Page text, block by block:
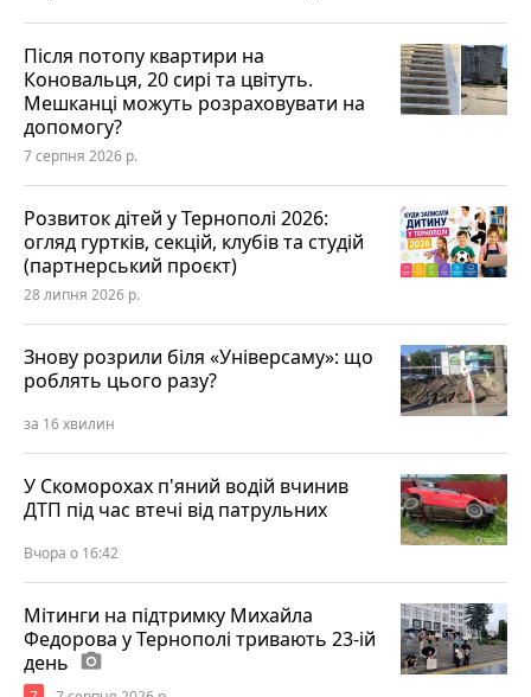
Після потопу квартири на
Коновальця, 20 сирі та цвітуть.
Мешканці можуть розраховувати на
допомогу?
7 серпня 2026 р.
Розвиток дітей у Тернополі 2026:
огляд гуртків, секцій, клубів та студій
(партнерський проєкт)
28 липня 2026 р.
Знову розрили біля «Універсаму»: що
роблять цього разу?
за 16 хвилин
У Скоморохах п'яний водій вчинив
ДТП під час втечі від патрульних
Вчора о 16:42
Мітинги на підтримку Михайла
Федорова у Тернополі тривають 23-ій
день photo_camera